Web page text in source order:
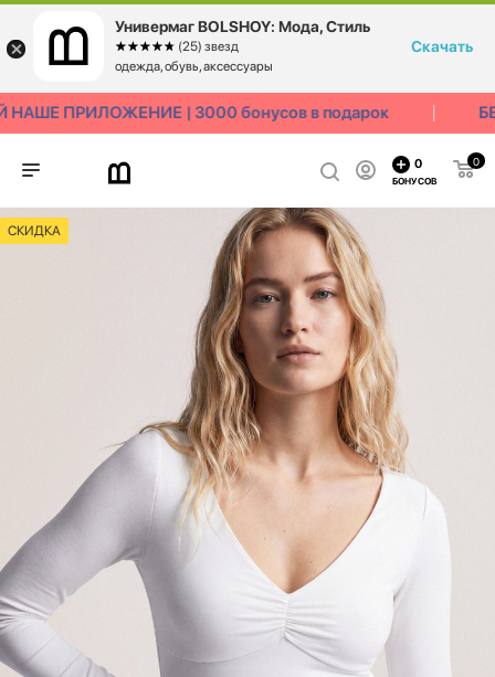
ПРИЛОЖЕНИЕ | 3000 бонусов в подарок
0
0
БОНУСОВ
СКИДКА
Универмаг BOLSHOY: Мода, Стиль
☆☆☆☆☆
★★★★★ (25) звезд
одежда, обувь, аксессуары
Скачать